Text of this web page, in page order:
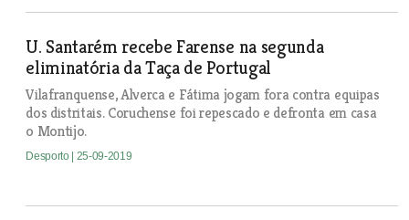
U. Santarém recebe Farense na segunda
eliminatória da Taça de Portugal
Vilafranquense, Alverca e Fátima jogam fora contra equipas
dos distritais. Coruchense foi repescado e defronta em casa
o Montijo.
Desporto | 25-09-2019